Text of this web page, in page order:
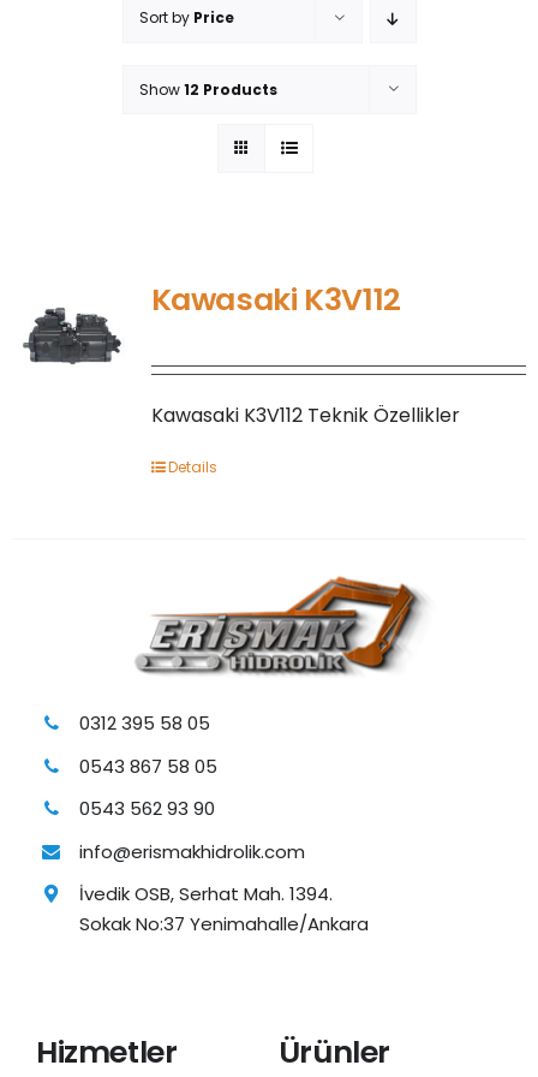
Sort by Price
Show12 Products
Kawasaki K3V112
Kawasaki K3V112 Teknik Özellikler
Details
0312 395 58 05
0543 867 58 05
0543 562 93 90
info@erismakhidrolik.com
İvedik OSB, Serhat Mah. 1394.
Sokak No:37 Yenimahalle/Ankara
Hizmetler Ürünler